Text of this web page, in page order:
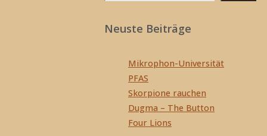
Neuste Beiträge
Mikrophon-Universität
PFAS
Skorpione rauchen
Dugma – The Button
Four Lions